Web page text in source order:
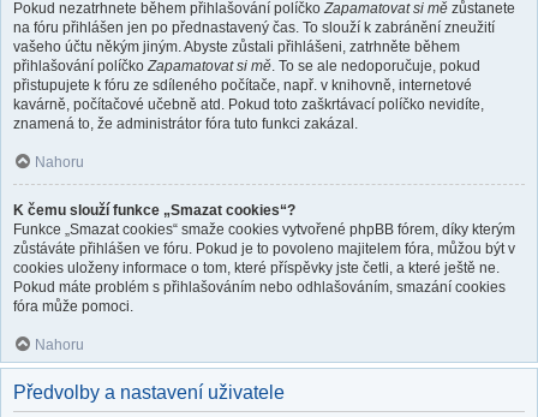
Pokud nezatrhnete během přihlašování políčko Zapamatovat si mě zůstanete
na fóru přihlášen jen po přednastavený čas. To slouží k zabránění zneužití
vašeho účtu někým jiným. Abyste zůstali přihlášeni, zatrhněte během
přihlašování políčko Zapamatovat si mě . To se ale nedoporučuje, pokud
přistupujete k fóru ze sdíleného počítače, např. v knihovně, internetové
kavárně, počítačové učebně atd. Pokud toto zaškrtávací políčko nevidíte,
znamená to, že administrátor fóra tuto funkci zakázal.
Nahoru
K čemu slouží funkce „Smazat cookies“?
Funkce „Smazat cookies“ smaže cookies vytvořené phpBB fórem, díky kterým
zůstáváte přihlášen ve fóru. Pokud je to povoleno majitelem fóra, můžou být v
cookies uloženy informace o tom, které příspěvky jste četli, a které ještě ne.
Pokud máte problém s přihlašováním nebo odhlašováním, smazání cookies
fóra může pomoci.
Nahoru
Předvolby a nastavení uživatele